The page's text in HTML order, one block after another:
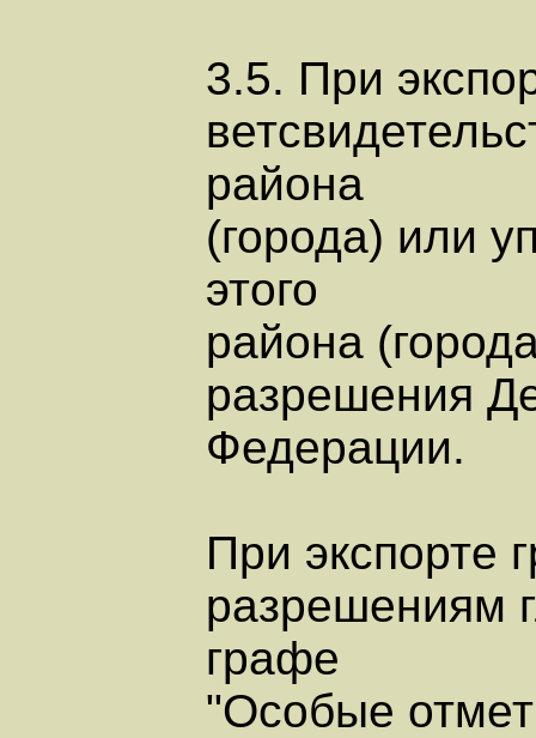
3.5. При
района
(города) или
этого
района
разрешения
Федерации.
При экспорте
разрешениям
графе
"Особые